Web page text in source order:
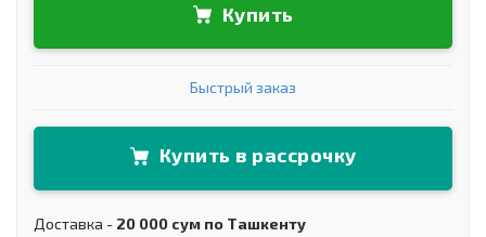
Купить
Быстрый заказ
Купить в рассрочку
Доставка - 20 000 сум по Ташкенту